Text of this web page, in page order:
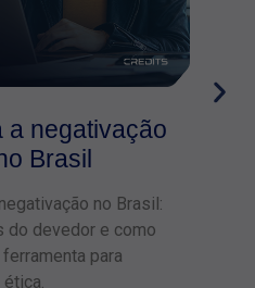
a negativação
Brasil
no Brasil:
do devedor e como
para